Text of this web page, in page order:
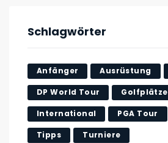
Schlagwörter
Anfänger Ausrüstung
DP World Tour Golfplätze
International PGA Tour
Tipps Turniere